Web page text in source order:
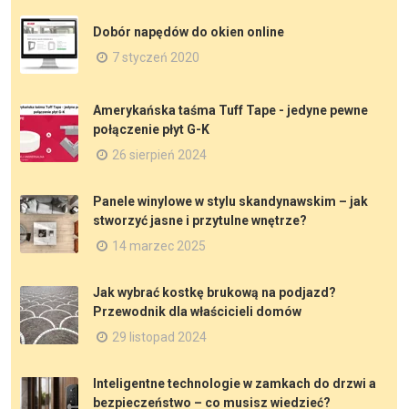
Dobór napędów do okien online
7 styczeń 2020
Amerykańska taśma Tuff Tape - jedyne pewne
połączenie płyt G-K
26 sierpień 2024
Panele winylowe w stylu skandynawskim – jak
stworzyć jasne i przytulne wnętrze?
14 marzec 2025
Jak wybrać kostkę brukową na podjazd?
Przewodnik dla właścicieli domów
29 listopad 2024
Inteligentne technologie w zamkach do drzwi a
bezpieczeństwo – co musisz wiedzieć?